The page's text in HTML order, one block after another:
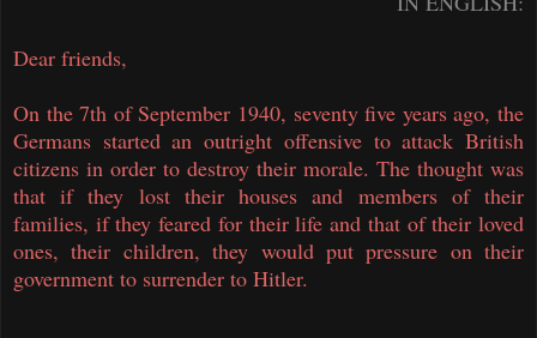
Dear friends,
On the 7th of September 1940, seventy five years ago, the
Germans started an outright offensive to attack British
citizens in order to destroy their morale. The thought was
that if they lost their houses and members of their
families, if they feared for their life and that of their loved
ones, their children, they would put pressure on their
government to surrender to Hitler.